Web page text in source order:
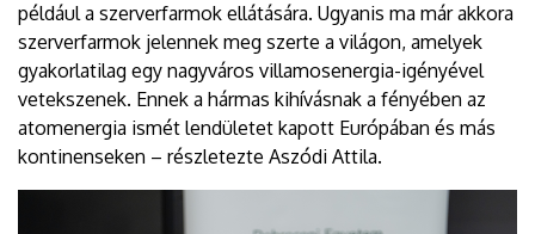
például a szerverfarmok ellátására. Ugyanis ma már akkora
szerverfarmok jelennek meg szerte a világon, amelyek
gyakorlatilag egy nagyváros villamosenergia-igényével
vetekszenek. Ennek a hármas kihívásnak a fényében az
atomenergia ismét lendületet kapott Európában és más
kontinenseken – részletezte Aszódi Attila.